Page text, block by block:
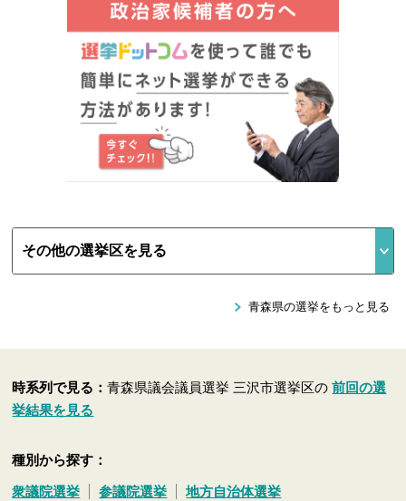
青森県の選挙をもっと見る
時系列で見る：青森県議会議員選挙 三沢市選挙区の前回の選
挙結果を見る
種別から探す：
衆議院選挙 参議院選挙 地方自治体選挙